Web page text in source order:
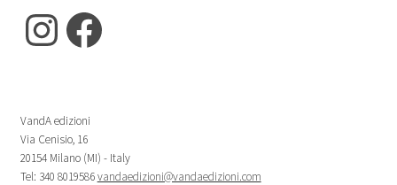
Instagram
Facebook
VandA edizioni
Via Cenisio, 16
20154 Milano (MI) - Italy
Tel: 340 8019586vandaedizioni@vandaedizioni.com